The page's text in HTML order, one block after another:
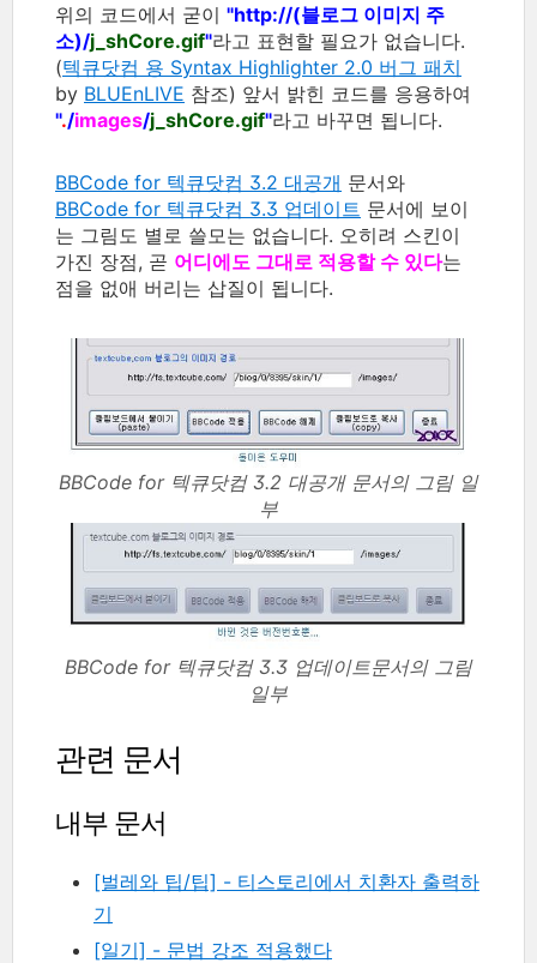
위의 코드에서 굳이 "http://(블로그 이미지 주
소)/j_shCore.gif"라고 표현할 필요가 없습니다.
(텍큐닷컴 용 Syntax Highlighter 2.0 버그 패치
by BLUEnLIVE 참조) 앞서 밝힌 코드를 응용하여
"./images/j_shCore.gif"라고 바꾸면 됩니다.
BBCode for 텍큐닷컴 3.2 대공개 문서와
BBCode for 텍큐닷컴 3.3 업데이트 문서에 보이
는 그림도 별로 쓸모는 없습니다. 오히려 스킨이
가진 장점, 곧 어디에도 그대로 적용할 수 있다는
점을 없애 버리는 삽질이 됩니다.
BBCode for 텍큐닷컴 3.2 대공개 문서의 그림 일
부
BBCode for 텍큐닷컴 3.3 업데이트문서의 그림
일부
관련 문서
내부 문서
[벌레와 팁/팁] - 티스토리에서 치환자 출력하
기
[일기] - 문법 강조 적용했다